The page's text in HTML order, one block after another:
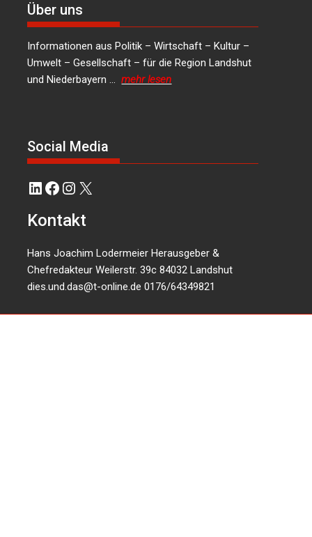
Über uns
Informationen aus Politik – Wirtschaft – Kultur –
Umwelt – Gesellschaft – für die Region Landshut
und Niederbayern …mehr lesen
Social Media
LinkedIn
Facebook
Instagram
X
Kontakt
Hans Joachim Lodermeier Herausgeber &
Chefredakteur Weilerstr. 39c 84032 Landshut
dies.und.das@t-online.de 0176/64349821